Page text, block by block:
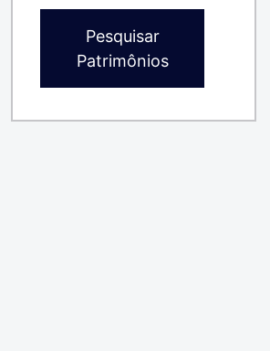
Pesquisar
Patrimônios